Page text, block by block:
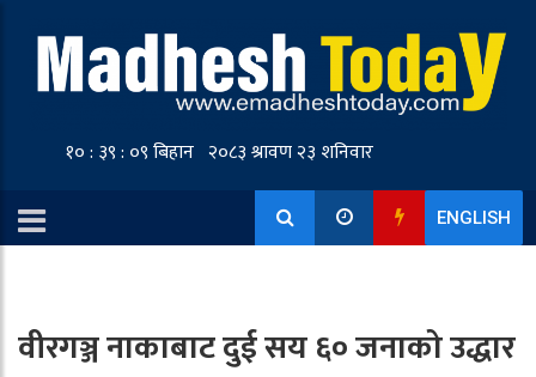
ENGLISH
वीरगञ्ज नाकाबाट दुई सय ६० जनाको उद्धार